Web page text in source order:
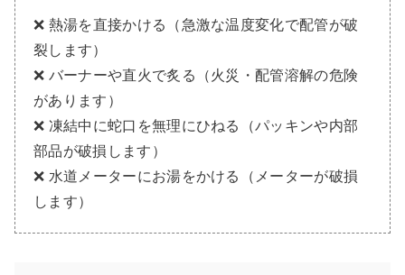
❌ 熱湯を直接かける（急激な温度変化で配管が破
裂します）
❌ バーナーや直火で炙る（火災・配管溶解の危険
があります）
❌ 凍結中に蛇口を無理にひねる（パッキンや内部
部品が破損します）
❌ 水道メーターにお湯をかける（メーターが破損
します）